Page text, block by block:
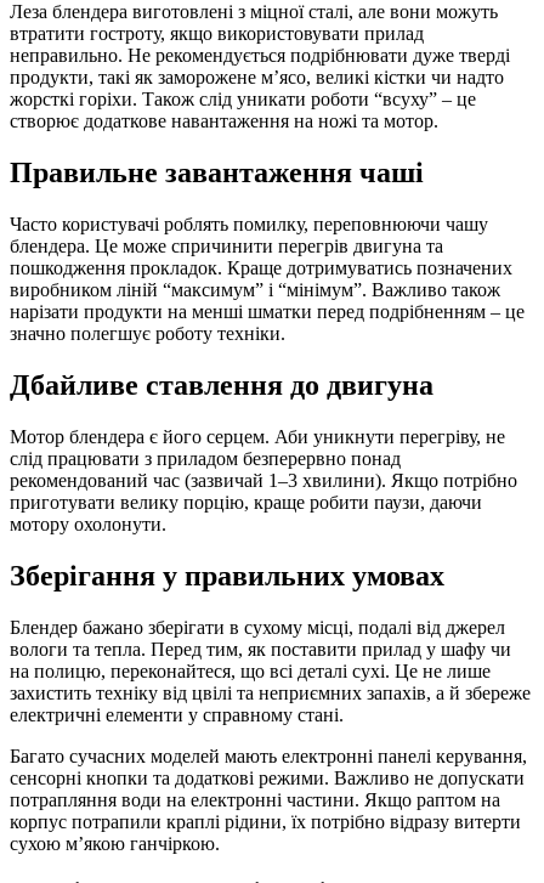
Леза блендера виготовлені з міцної сталі, але вони можуть
втратити гостроту, якщо використовувати прилад
неправильно. Не рекомендується подрібнювати дуже тверді
продукти, такі як заморожене м’ясо, великі кістки чи надто
жорсткі горіхи. Також слід уникати роботи “всуху” – це
створює додаткове навантаження на ножі та мотор.
Правильне завантаження чаші
Часто користувачі роблять помилку, переповнюючи чашу
блендера. Це може спричинити перегрів двигуна та
пошкодження прокладок. Краще дотримуватись позначених
виробником ліній “максимум” і “мінімум”. Важливо також
нарізати продукти на менші шматки перед подрібненням – це
значно полегшує роботу техніки.
Дбайливе ставлення до двигуна
Мотор блендера є його серцем. Аби уникнути перегріву, не
слід працювати з приладом безперервно понад
рекомендований час (зазвичай 1–3 хвилини). Якщо потрібно
приготувати велику порцію, краще робити паузи, даючи
мотору охолонути.
Зберігання у правильних умовах
Блендер бажано зберігати в сухому місці, подалі від джерел
вологи та тепла. Перед тим, як поставити прилад у шафу чи
на полицю, переконайтеся, що всі деталі сухі. Це не лише
захистить техніку від цвілі та неприємних запахів, а й збереже
електричні елементи у справному стані.
Багато сучасних моделей мають електронні панелі керування,
сенсорні кнопки та додаткові режими. Важливо не допускати
потрапляння води на електронні частини. Якщо раптом на
корпус потрапили краплі рідини, їх потрібно відразу витерти
сухою м’якою ганчіркою.